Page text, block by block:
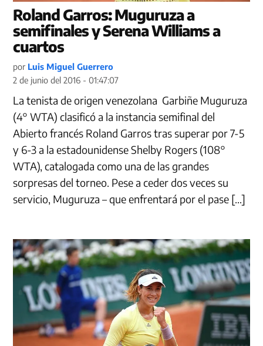
Roland Garros: Muguruza a
semifinales y Serena Williams a
cuartos
por Luis Miguel Guerrero
2 de junio del 2016 - 01:47:07
La tenista de origen venezolana Garbiñe Muguruza
(4° WTA) clasificó a la instancia semifinal del
Abierto francés Roland Garros tras superar por 7-5
y 6-3 a la estadounidense Shelby Rogers (108°
WTA), catalogada como una de las grandes
sorpresas del torneo. Pese a ceder dos veces su
servicio, Muguruza – que enfrentará por el pase […]